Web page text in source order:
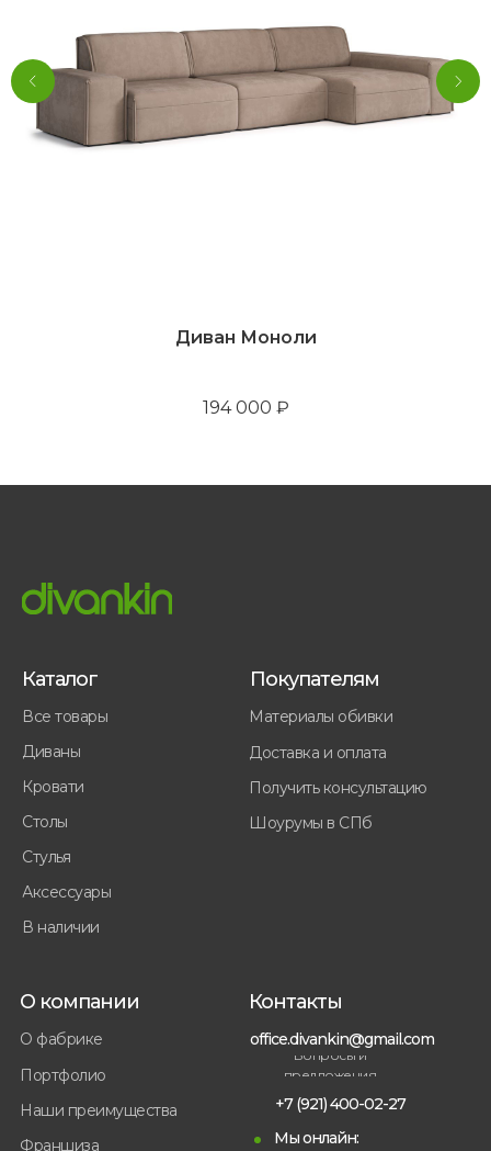
Диван Моноли
194 000 ₽
Все товары
Диваны
Кровати
Стулья
Столы
Аксессуары
В наличии
Каталог
Материалы обивки
Доставка и оплата
Получить консультацию
Шоурумы в СПб
Покупателям
О фабрике
Портфолио
Наши преимущества
Франшиза
О компании Контакты
office.divankin@gmail.com
Вопросы и
предложения
+7 (921) 400-02-27
Мы онлайн: